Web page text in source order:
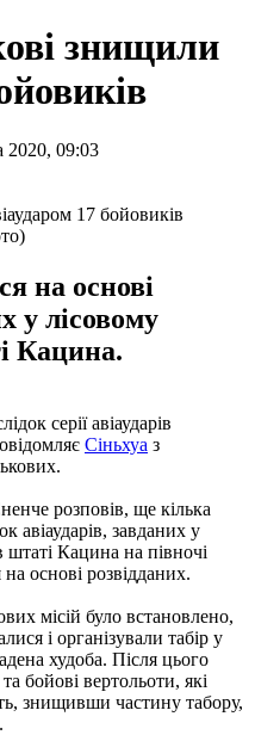
знищили
2020, 09:03
на основі
у лісовому
Кацина.
серії авіаударів
Сіньхуа з
розповів, ще кілька
авіаударів, завданих у
Кацина на півночі
основі розвідданих.
місій було встановлено,
і організували табір у
худоба. Після цього
бойові вертольоти, які
знищивши частину табору,